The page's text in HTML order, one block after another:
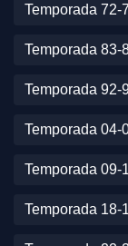
Temporada 72-
Temporada 83-
Temporada 92-
Temporada 04-
Temporada 09-
Temporada 18-